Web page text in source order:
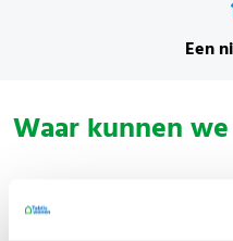
Een
Waar kunnen
Nieuws